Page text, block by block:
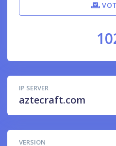
IP SERVER
aztecraft.com
VERSION